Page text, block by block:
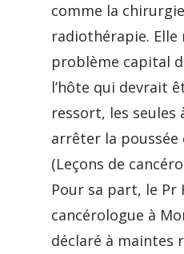
comme la
radiothérapie. Elle
problème capital
l’hôte qui devrait
ressort, les
arrêter la poussée
(Leçons de
Pour sa part, le Pr
cancérologue à
déclaré à maintes